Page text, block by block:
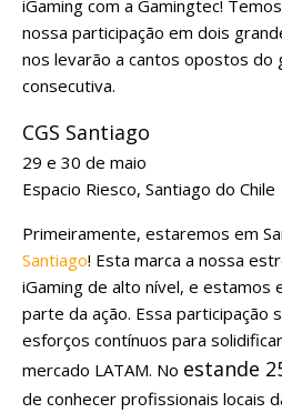
iGaming com a Gamingtec!
nossa participação em dois
nos levarão a cantos opostos do
consecutiva.
CGS Santiago
29 e 30 de maio
Espacio Riesco, Santiago do Chile
Primeiramente, estaremos em
Santiago! Esta marca a nossa
iGaming de alto nível, e estamos
parte da ação. Essa participação
esforços contínuos para
mercado LATAM. No estande
de conhecer profissionais locais